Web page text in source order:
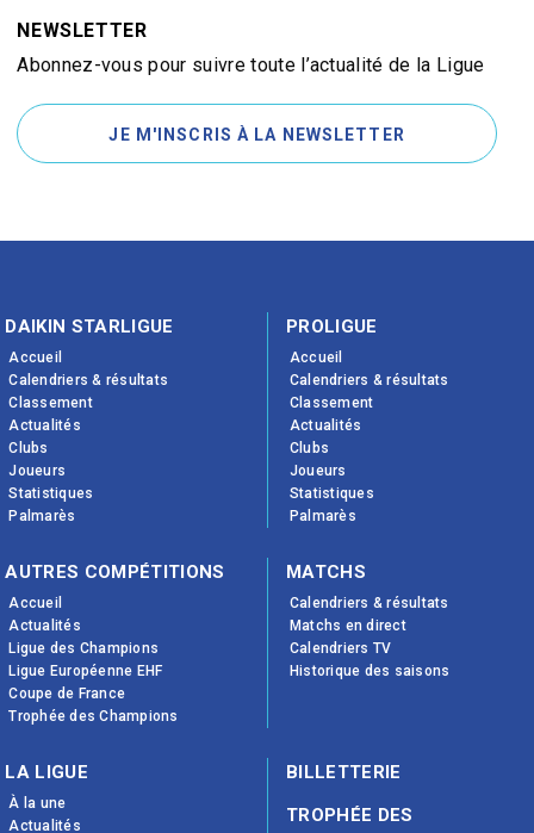
NEWSLETTER
Abonnez-vous pour suivre toute l’actualité de la Ligue
JE M'INSCRIS À LA NEWSLETTER
DAIKIN STARLIGUE
Accueil
Calendriers & résultats
Classement
Actualités
Clubs
Joueurs
Statistiques
Palmarès
PROLIGUE
Accueil
Calendriers & résultats
Classement
Actualités
Clubs
Joueurs
Statistiques
Palmarès
AUTRES COMPÉTITIONS
Accueil
Actualités
Ligue des Champions
Ligue Européenne EHF
Coupe de France
Trophée des Champions
MATCHS
Calendriers & résultats
Matchs en direct
Calendriers TV
Historique des saisons
LA LIGUE
À la une
Actualités
BILLETTERIE
TROPHÉE DES